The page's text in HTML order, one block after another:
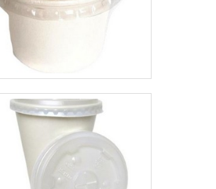
variados com tecnologia de
como cobertura para
e embalagens
para a indústria
uma empresa
com seus serviços
empresa altamente
características
pelo fato de a empresa
escritório de alta qualidade
são realizadas as
simples mas que
o comprometimento da
com seus clientes.É por
motivos que a Progress é
falamos de empresas do
de bobinas plásticas. A
objetiva garantir a
da venda à entrega
com foco total na